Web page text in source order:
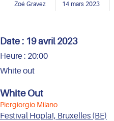
Zoé Gravez 14 mars 2023
Date : 19 avril 2023
Heure : 20:00
White out
White Out
Piergiorgio Milano
Festival Hopla!, Bruxelles (BE)